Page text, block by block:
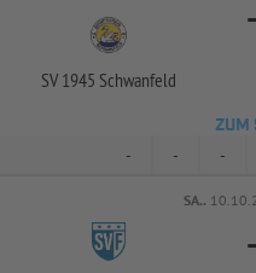
SV 1945 Schwanfeld
ZUM
- - -
SA..